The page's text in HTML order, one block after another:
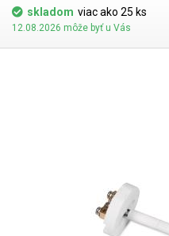
teploty a možno ju pripevniť na
prepracovanie BGA čipov
, kde
alebo na spájkovanie citlivých SMD
tepelného snímača je od -50 °C
skladom viac ako 25 ks
12.08.2026 môže byť u Vás